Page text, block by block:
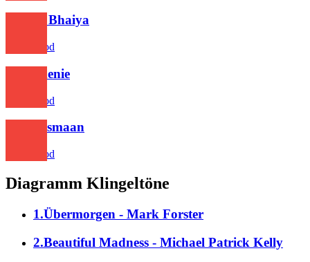
Ranjjo Bhaiya
Bollywood
Eeniemenie
Bollywood
Sau Aasmaan
Bollywood
Diagramm Klingeltöne
1.Übermorgen - Mark Forster
2.Beautiful Madness - Michael Patrick Kelly